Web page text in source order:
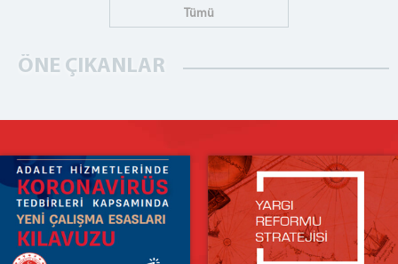
Tümü
ÖNE ÇIKANLAR